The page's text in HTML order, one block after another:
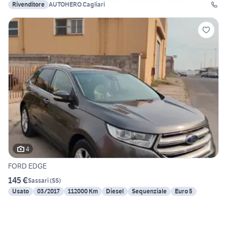
Rivenditore AUTOHERO Cagliari
4
FORD EDGE
145 €Sassari(SS)
Usato
03/2017 112000 Km Diesel Sequenziale Euro 5